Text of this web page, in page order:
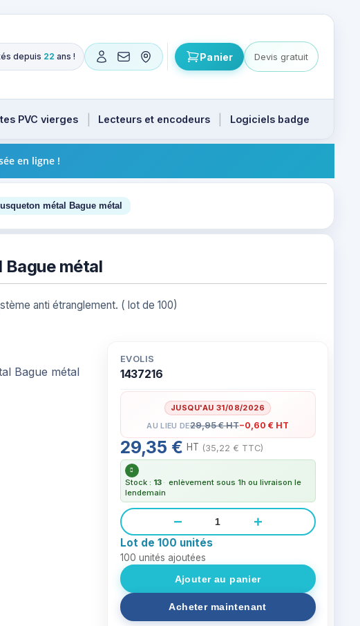
produits. Flèches haut et bas pour naviguer, Entrée pour
Panier Devis gratuit
depuis 22 ans !
PVC vierges Lecteurs et encodeurs Logiciels badge
en ligne !
métal Bague métal 4
Bague métal
anti étranglement. ( lot de 100)
EVOLIS
1437216
JUSQU'AU 31/08/2026
AU LIEU DE29,95 € HT−0,60 € HT
29,35 € HT (35,22 € TTC)
Stock : 13 · enlèvement sous 1h ou livraison le
lendemain
− +
Lot de 100 unités
100 unités ajoutées